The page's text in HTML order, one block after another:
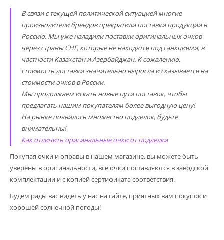
В связи с текущей политической ситуацией многие
производители брендов прекратили поставки продукции в
Россию. Мы уже наладили поставки оригинальных очков
через страны СНГ, которые не находятся под санкциями, в
частности Казахстан и Азербайджан. К сожалению,
стоимость доставки значительно выросла и сказывается на
стоимости очков в России.
Мы продолжаем искать новые пути поставок, чтобы
предлагать нашим покупателям более выгодную цену!
На рынке появилось множество подделок, будьте
внимательны!
Как отличить оригинальные очки от подделки
Покупая очки и оправы в нашем магазине, вы можете быть
уверены в оригинальности, все очки поставляются в заводской
комплектации и с копией сертификата соответствия.
Будем рады вас видеть у нас на сайте, приятных вам покупок и
хорошей солнечной погоды!